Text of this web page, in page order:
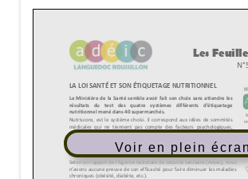
Voir en plein écran